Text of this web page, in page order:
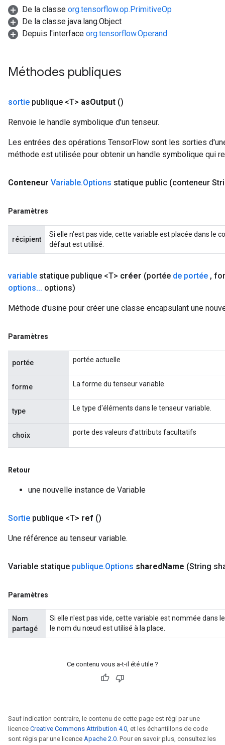
De la classe org.tensorflow.op.PrimitiveOp
De la classe java.lang.Object
Depuis l'interface org.tensorflow.Operand
Méthodes publiques
sortie publique <T> asOutput ()
Renvoie le handle symbolique d'un tenseur.
Les entrées des opérations TensorFlow sont les sorties
méthode est utilisée pour obtenir un handle symbolique qui
Conteneur Variable.Options statique public (conteneur
Paramètres
récipient
Si elle n'est pas vide, cette variable est placée dans le
défaut est utilisé.
variable statique publique <T> créer (portée de portée ,
options... options)
Méthode d'usine pour créer une classe encapsulant une
Paramètres
portée portée actuelle
forme La forme du tenseur variable.
type Le type d'éléments dans le tenseur variable.
choix porte des valeurs d'attributs facultatifs
Retour
une nouvelle instance de Variable
Sortie publique <T> ref ()
Une référence au tenseur variable.
Variable statique publique.Options sharedName (String
Paramètres
Nom
partagé
Si elle n'est pas vide, cette variable est nommée dans
le nom du nœud est utilisé à la place.
Ce contenu vous a-t-il été utile ?
Sauf indication contraire, le contenu de cette page est régi par une
licence Creative Commons Attribution 4.0, et les échantillons de code
sont régis par une licence Apache 2.0. Pour en savoir plus, consultez les